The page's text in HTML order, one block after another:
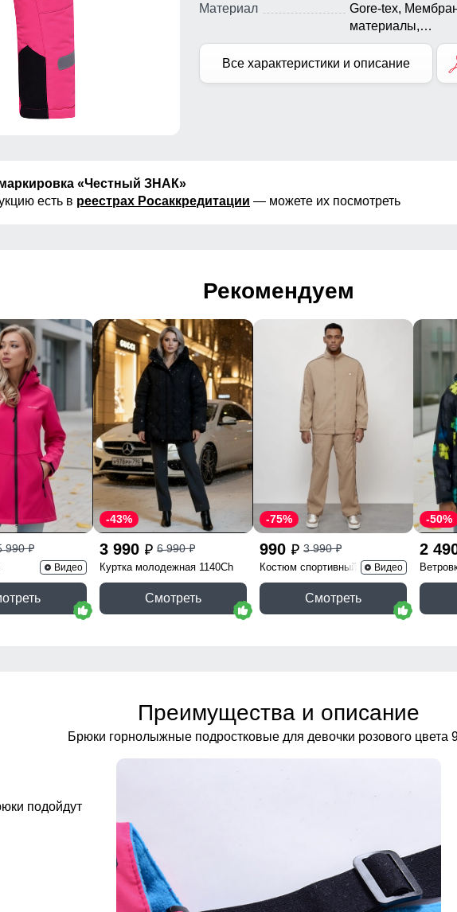
Материал
Gore-tex,
материалы,
Натуральные
материалы,
Плащевка,
Все характеристики и описание
«Честный ЗНАК»
есть в реестрах Росаккредитации — можете их посмотреть
Рекомендуем
990p
Видео
3 990 p 6 990p
-43%
Куртка молодежная 1140Ch
Смотреть
990 p 3 990p
-75%
Костюм спортивный 15020B
Видео
Смотреть
2
-50%
Преимущества и описание
Брюки горнолыжные подростковые для девочки розового цвета
подойдут